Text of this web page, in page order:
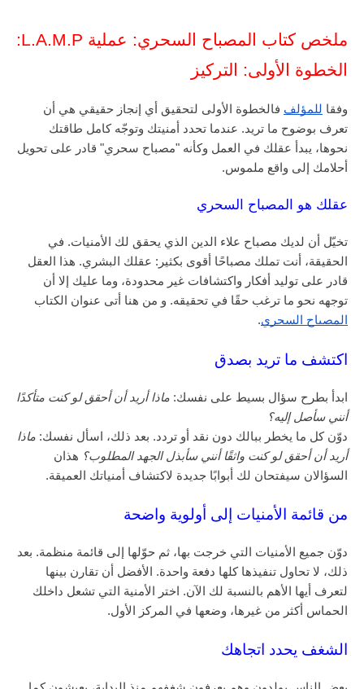
ملخص كتاب المصباح السحري: عملية L.A.M.P:
الخطوة الأولى: التركيز
وفقا للمؤلف فالخطوة الأولى لتحقيق أي إنجاز حقيقي هي أن
تعرف بوضوح ما تريد. عندما تحدد أمنيتك وتوجّه كامل طاقتك
نحوها، يبدأ عقلك في العمل وكأنه "مصباح سحري" قادر على تحويل
أحلامك إلى واقع ملموس.
عقلك هو المصباح السحري
تخيّل أن لديك مصباح علاء الدين الذي يحقق لك الأمنيات. في
الحقيقة، أنت تملك مصباحًا أقوى بكثير: عقلك البشري. هذا العقل
قادر على توليد أفكار واكتشافات غير محدودة، وما عليك إلا أن
توجهه نحو ما ترغب حقًا في تحقيقه. و من هنا أتى عنوان الكتاب
المصباح السحري.
اكتشف ما تريد بصدق
ابدأ بطرح سؤال بسيط على نفسك: ماذا أريد أن أحقق لو كنت متأكدًا
أنني سأصل إليه؟
دوّن كل ما يخطر ببالك دون نقد أو تردد. بعد ذلك، اسأل نفسك: ماذا
أريد أن أحقق لو كنت واثقًا أنني سأبذل الجهد المطلوب؟ هذان
السؤالان سيفتحان لك أبوابًا جديدة لاكتشاف أمنياتك العميقة.
من قائمة الأمنيات إلى أولوية واضحة
دوّن جميع الأمنيات التي خرجت بها، ثم حوّلها إلى قائمة منظمة. بعد
ذلك، لا تحاول تنفيذها كلها دفعة واحدة. الأفضل أن تقارن بينها
لتعرف أيها الأهم بالنسبة لك الآن. اختر الأمنية التي تشعل داخلك
الحماس أكثر من غيرها، وضعها في المركز الأول.
الشغف يحدد اتجاهك